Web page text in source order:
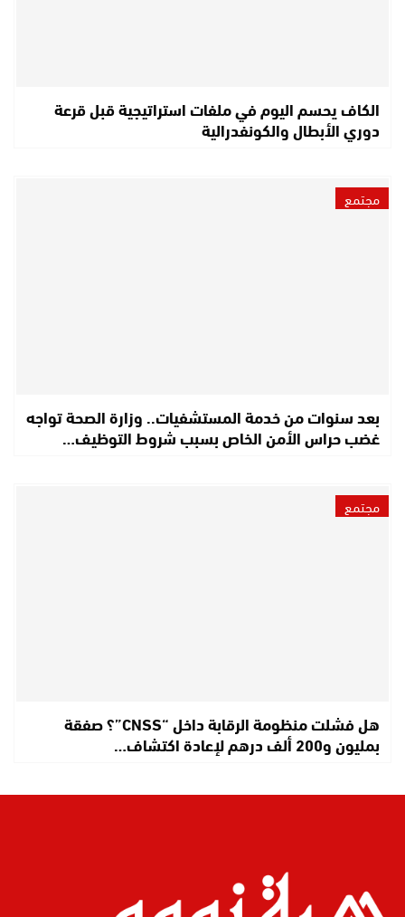
الكاف يحسم اليوم في ملفات استراتيجية قبل قرعة
دوري الأبطال والكونفدرالية
مجتمع
بعد سنوات من خدمة المستشفيات.. وزارة الصحة تواجه
غضب حراس الأمن الخاص بسبب شروط التوظيف…
مجتمع
هل فشلت منظومة الرقابة داخل “CNSS”؟ صفقة
بمليون و200 ألف درهم لإعادة اكتشاف…